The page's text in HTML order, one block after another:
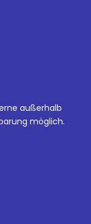
außerhalb
möglich.